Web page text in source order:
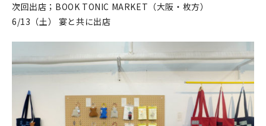
よくある質問
お問い合わせ
次回出店；BOOK TONIC MARKET（大阪・枚方）
6/13（土） 宴と共に出店